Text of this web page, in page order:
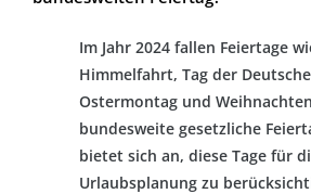
Im Jahr 2024 fallen Feiertage
Himmelfahrt, Tag der
Ostermontag und
bundesweite gesetzliche
bietet sich an, diese Tage für
Urlaubsplanung zu